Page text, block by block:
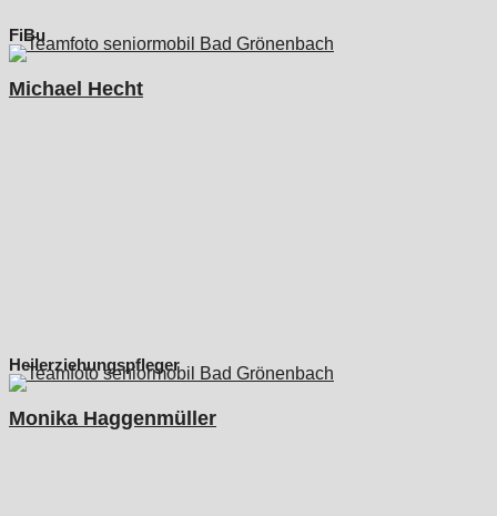
FiBu
Michael Hecht
Heilerziehungspfleger
Monika Haggenmüller